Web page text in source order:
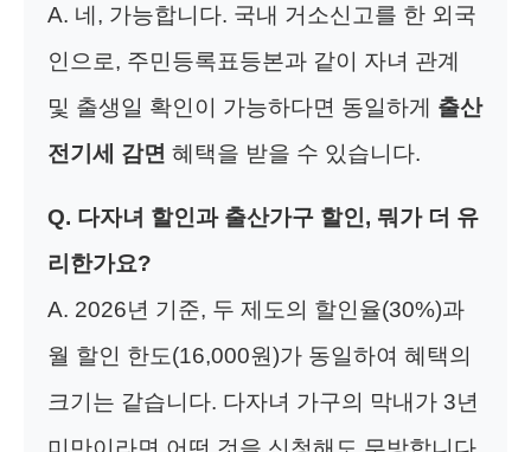
A. 네, 가능합니다. 국내 거소신고를 한 외국
인으로, 주민등록표등본과 같이 자녀 관계
및 출생일 확인이 가능하다면 동일하게 출산
전기세 감면 혜택을 받을 수 있습니다.
Q. 다자녀 할인과 출산가구 할인, 뭐가 더 유
리한가요?
A. 2026년 기준, 두 제도의 할인율(30%)과
월 할인 한도(16,000원)가 동일하여 혜택의
크기는 같습니다. 다자녀 가구의 막내가 3년